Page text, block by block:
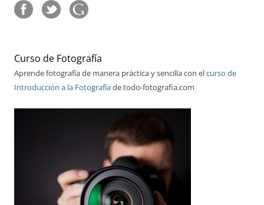
Curso de Fotografía
Aprende fotografía de manera práctica y sencilla con elcurso de
Introducción a la Fotografíade todo-fotografia.com